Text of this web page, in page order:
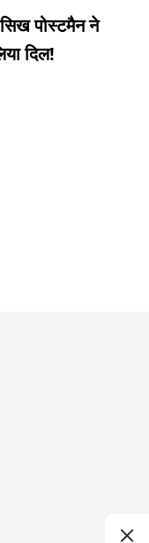
पोस्टमैन ने
दिल!